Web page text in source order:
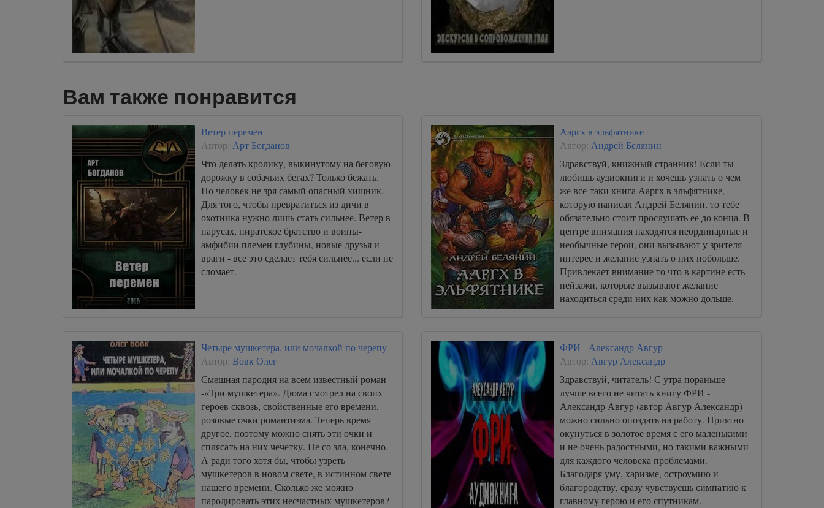
Вам также понравится
Ветер перемен
Автор: Арт Богданов
Что делать кролику, выкинутому на беговую
дорожку в собачьих бегах? Только бежать.
Но человек не зря самый опасный хищник.
Для того, чтобы превратиться из дичи в
охотника нужно лишь стать сильнее. Ветер в
парусах, пиратское братство и воины-
амфибии племен глубины, новые друзья и
враги - все это сделает тебя сильнее... если не
сломает.
Ааргх в эльфятнике
Автор: Андрей Белянин
Здравствуй, книжный странник! Если ты
любишь аудиокниги и хочешь узнать о чем
же все-таки книга Ааргх в эльфятнике,
которую написал Андрей Белянин, то тебе
обязательно стоит прослушать ее до конца. В
центре внимания находятся неординарные и
необычные герои, они вызывают у зрителя
интерес и желание узнать о них побольше.
Привлекает внимание то что в картине есть
пейзажи, которые вызывают желание
находиться среди них как можно дольше.
Четыре мушкетера, или мочалкой по черепу
Автор: Вовк Олег
Смешная пародия на всем известный роман
-«Три мушкетера». Дюма смотрел на своих
героев сквозь, свойственные его времени,
розовые очки романтизма. Теперь время
другое, поэтому можно снять эти очки и
сплясать на них чечетку. Не со зла, конечно.
А ради того хотя бы, чтобы узреть
мушкетеров в новом свете, в истинном свете
нашего времени. Сколько же можно
пародировать этих несчастных мушкетеров?
ФРИ - Александр Авгур
Автор: Авгур Александр
Здравствуй, читатель! С утра пораньше
лучше всего не читать книгу ФРИ -
Александр Авгур (автор Авгур Александр) –
можно сильно опоздать на работу. Приятно
окунуться в золотое время с его маленькими
и не очень радостными, но такими важными
для каждого человека проблемами.
Благодаря уму, харизме, остроумию и
благородству, сразу чувствуешь симпатию к
главному герою и его спутникам.